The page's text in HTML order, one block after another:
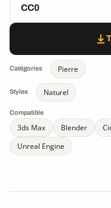
CC0
Catégories Pierre
Styles Naturel
Compatible
3ds Max Blender
Unreal Engine